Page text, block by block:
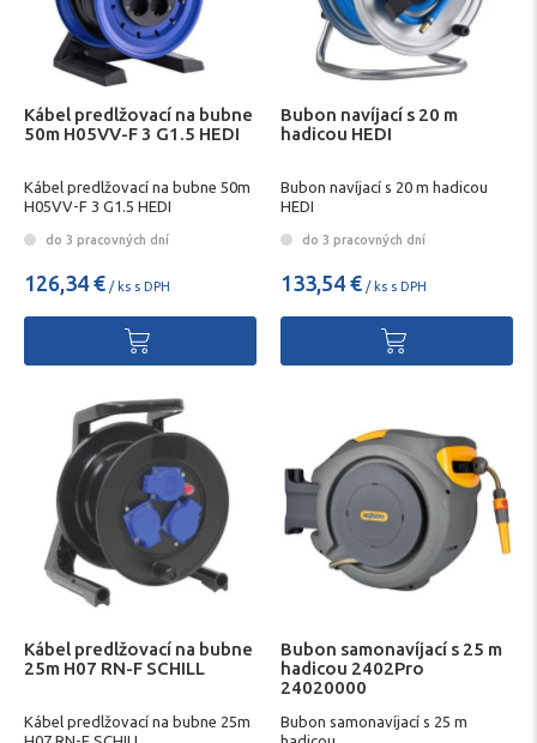
Kábel predlžovací na bubne
50m H05VV-F 3 G1.5 HEDI
Kábel predlžovací na bubne 50m
H05VV-F 3 G1.5 HEDI
do 3 pracovných dní
126,34 € / ks s DPH
Bubon navíjací s 20 m
hadicou HEDI
Bubon navíjací s 20 m hadicou
HEDI
do 3 pracovných dní
133,54 € / ks s DPH
Kábel predlžovací na bubne
25m H07 RN-F SCHILL
Kábel predlžovací na bubne 25m
Bubon samonavíjací s 25 m
hadicou 2402Pro
24020000
Bubon samonavíjací s 25 m